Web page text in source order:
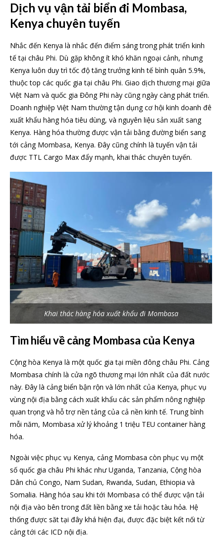
Dịch vụ vận tải biển đi Mombasa,
Kenya chuyên tuyến
Nhắc đến Kenya là nhắc đến điểm sáng trong phát triển kinh
tế tại châu Phi. Dù gặp không ít khó khăn ngoại cảnh, nhưng
Kenya luôn duy trì tốc độ tăng trưởng kinh tế bình quân 5.9%,
thuộc top các quốc gia tại châu Phi. Giao dịch thương mại giữa
Việt Nam và quốc gia Đông Phi này cũng ngày càng phát triển.
Doanh nghiệp Việt Nam thường tận dụng cơ hội kinh doanh đê
xuất khẩu hàng hóa tiêu dùng, và nguyên liệu sản xuất sang
Kenya. Hàng hóa thường được vận tải bằng đường biển sang
tới cảng Mombasa, Kenya. Đây cũng chính là tuyến vận tải
được TTL Cargo Max đẩy mạnh, khai thác chuyên tuyến.
Khai thác hàng hóa xuất khẩu đi Mombasa
Tìm hiểu về cảng Mombasa của Kenya
Cộng hòa Kenya là một quốc gia tại miền đông châu Phi. Cảng
Mombasa chính là cửa ngõ thương mại lớn nhất của đất nước
này. Đây là cảng biển bận rộn và lớn nhất của Kenya, phục vụ
vùng nội địa bằng cách xuất khẩu các sản phẩm nông nghiệp
quan trọng và hỗ trợ nền tảng của cả nền kinh tế. Trung bình
mỗi năm, Mombasa xử lý khoảng 1 triệu TEU container hàng
hóa.
Ngoài việc phục vụ Kenya, cảng Mombasa còn phục vụ một
số quốc gia châu Phi khác như Uganda, Tanzania, Cộng hòa
Dân chủ Congo, Nam Sudan, Rwanda, Sudan, Ethiopia và
Somalia. Hàng hóa sau khi tới Mombasa có thể được vận tải
nội địa vào bên trong đất liền bằng xe tải hoặc tàu hỏa. Hệ
thống được săt tại đây khá hiện đại, được đặc biệt kết nối từ
cảng tới các ICD nội địa.